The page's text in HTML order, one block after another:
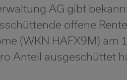
AG gibt
offene
(WKN HAFX9M) am
Anteil ausgeschüttet